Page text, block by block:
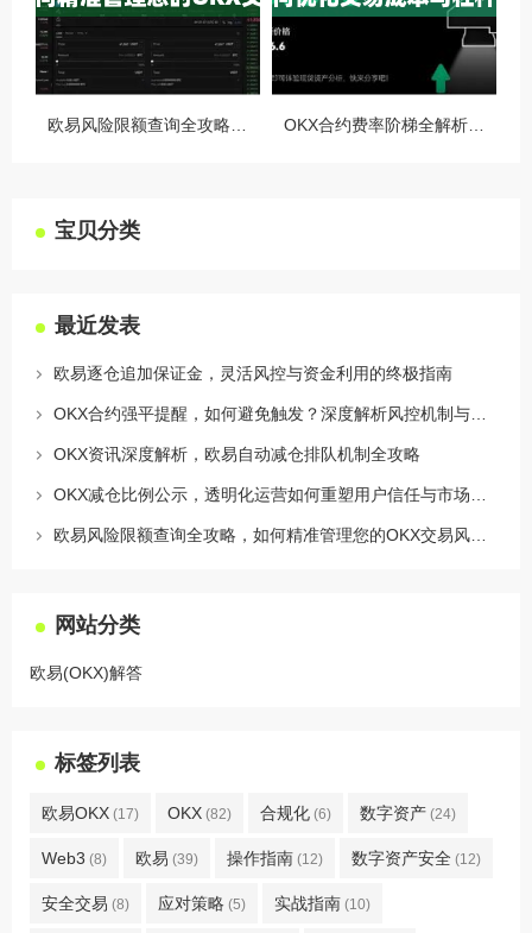
宝贝分类
最近发表
欧易逐仓追加保证金，灵活风控与资金利用的终极指南
OKX资讯深度解析，欧易自动减仓排队机制全攻略
网站分类
欧易(OKX)解答
标签列表
欧易OKX (17) OKX (82) 合规化 (6) 数字资产 (24)
Web3 (8) 欧易 (39) 操作指南 (12) 数字资产安全 (12)
安全交易 (8) 应对策略 (5) 实战指南 (10)